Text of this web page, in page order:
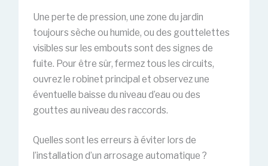
Une perte de pression, une zone du jardin
toujours sèche ou humide, ou des gouttelettes
visibles sur les embouts sont des signes de
fuite. Pour être sûr, fermez tous les circuits,
ouvrez le robinet principal et observez une
éventuelle baisse du niveau d’eau ou des
gouttes au niveau des raccords.
Quelles sont les erreurs à éviter lors de
l’installation d’un arrosage automatique ?